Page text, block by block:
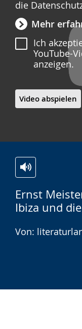
die
Mehr
Ich
YouTube-
anzeigen.
Video abspielen
Ernst
Ibiza und
Leichten
Sprache
wechseln.
Audio-
Unterstützung.
Video
in
Deutscher
Von: